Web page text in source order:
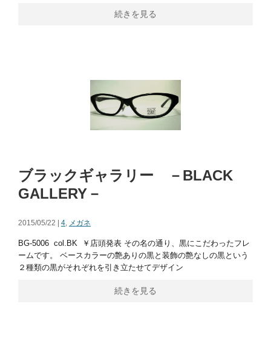
続きを見る
ブラックギャラリー －BLACK
GALLERY－
2015/05/22 | 4 メガネ
BG-5006 col.BK ￥店頭発表 その名の通り、黒にこだわったフレ
ームです。 ベースカラーの艶ありの黒と装飾の艶なしの黒という
２種類の黒がそれぞれを引き立たせてデザイン
続きを見る